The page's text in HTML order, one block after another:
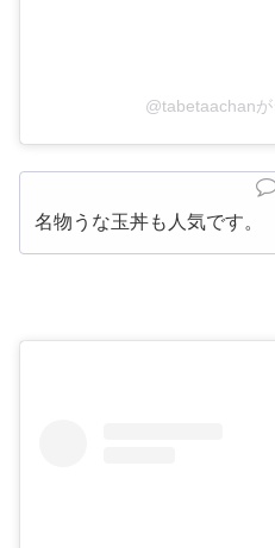
@tabetaachan
名物うな玉丼も人気です。